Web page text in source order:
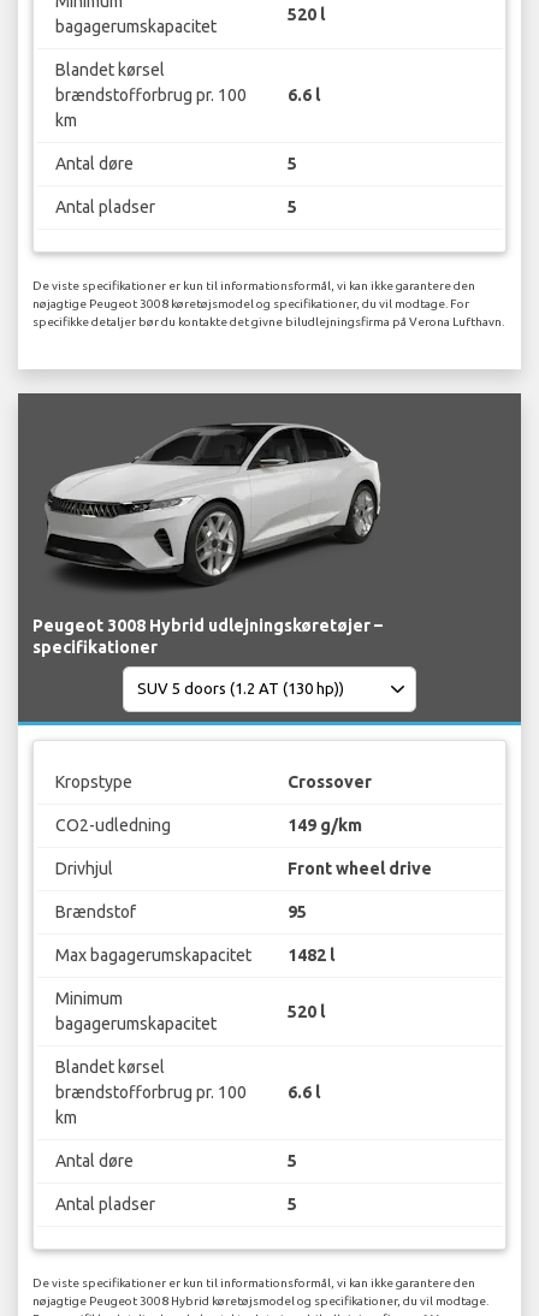
bagagerumskapacitet
520 l
Blandet kørsel
brændstofforbrug pr. 100
km
6.6 l
Antal døre 5
Antal pladser 5
De viste specifikationer er kun til informationsformål, vi kan ikke garantere den
nøjagtige Peugeot 3008 køretøjsmodel og specifikationer, du vil modtage. For
specifikke detaljer bør du kontakte det givne biludlejningsfirma på Verona Lufthavn.
Peugeot 3008 Hybrid udlejningskøretøjer –
specifikationer
Kropstype Crossover
CO2-udledning 149 g/km
Drivhjul Front wheel drive
Brændstof 95
Max bagagerumskapacitet 1482 l
Minimum
bagagerumskapacitet
520 l
Blandet kørsel
brændstofforbrug pr. 100
km
6.6 l
Antal døre 5
Antal pladser 5
De viste specifikationer er kun til informationsformål, vi kan ikke garantere den
nøjagtige Peugeot 3008 Hybrid køretøjsmodel og specifikationer, du vil modtage.